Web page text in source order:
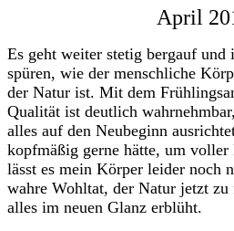
April
Es geht weiter stetig bergauf und
spüren, wie der menschliche
der Natur ist. Mit dem
Qualität ist deutlich
alles auf den Neubeginn
kopfmäßig gerne hätte, um voller
lässt es mein Körper leider noch
wahre Wohltat, der Natur jetzt
alles im neuen Glanz erblüht.